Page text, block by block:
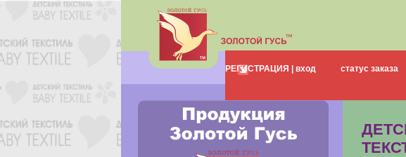
РЕГИСТРАЦИЯ | вход статус заказа
НОВЫЕ